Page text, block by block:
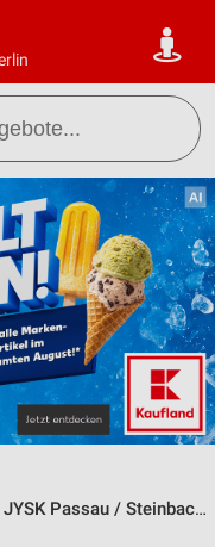
JYSK Passau / Steinbachstraße 13 - Öffnungszeiten & Adresse